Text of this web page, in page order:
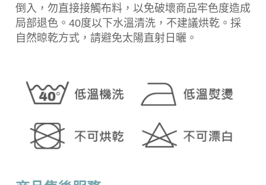
倒入，勿直接接觸布料，以免破壞商品牢色度造成
局部退色。40度以下水溫清洗，不建議烘乾。採
自然晾乾方式，請避免太陽直射日曬。